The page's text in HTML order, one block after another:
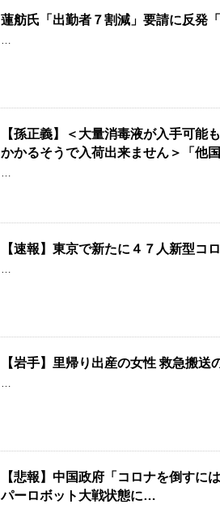
蓮舫氏「出勤者７割減」要請に反発
…
【孫正義】＜大量消毒液が入手可能
かかるそうで入荷出来ません＞「他
…
【速報】東京で新たに４７人新型
…
【岩手】里帰り出産の女性 救急搬送
…
【悲報】中国政府「コロナを倒す
パーロボット大戦状態に…